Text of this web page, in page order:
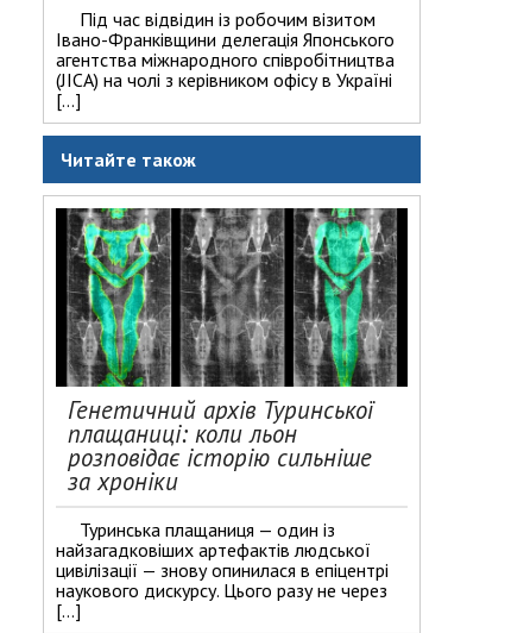
Під час відвідин із робочим візитом
Івано-Франківщини делегація Японського
агентства міжнародного співробітництва
(JICA) на чолі з керівником офісу в Україні
[…]
Читайте також
Генетичний архів Туринської
плащаниці: коли льон
розповідає історію сильніше
за хроніки
Туринська плащаниця — один із
найзагадковіших артефактів людської
цивілізації — знову опинилася в епіцентрі
наукового дискурсу. Цього разу не через
[…]